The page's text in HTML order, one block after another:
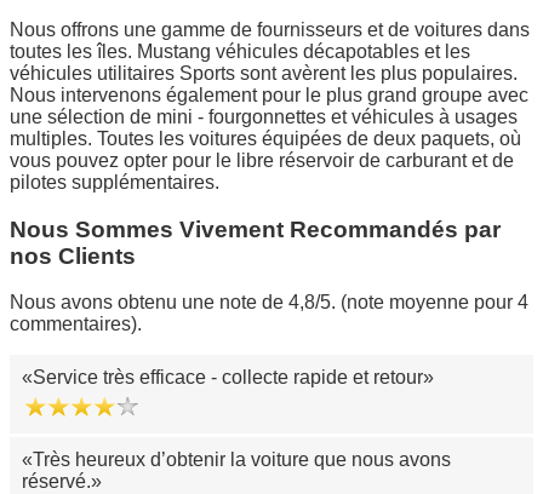
Nous offrons une gamme de fournisseurs et de voitures dans
toutes les îles. Mustang véhicules décapotables et les
véhicules utilitaires Sports sont avèrent les plus populaires.
Nous intervenons également pour le plus grand groupe avec
une sélection de mini - fourgonnettes et véhicules à usages
multiples. Toutes les voitures équipées de deux paquets, où
vous pouvez opter pour le libre réservoir de carburant et de
pilotes supplémentaires.
Nous Sommes Vivement Recommandés par
nos Clients
Nous avons obtenu une note de 4,8/5. (note moyenne pour 4
commentaires).
Service très efficace - collecte rapide et retour
Très heureux d’obtenir la voiture que nous avons
réservé.